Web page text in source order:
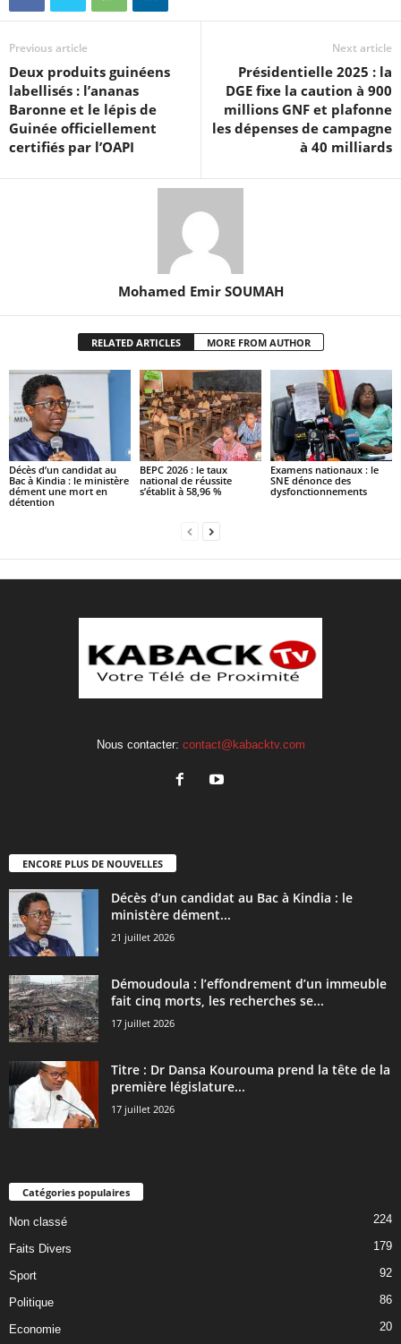
Previous article
Deux produits guinéens
labellisés : l’ananas
Baronne et le lépis de
Guinée officiellement
certifiés par l’OAPI
Next article
Présidentielle 2025 : la
DGE fixe la caution à 900
millions GNF et plafonne
les dépenses de campagne
à 40 milliards
Mohamed Emir SOUMAH
RELATED ARTICLES MORE FROM AUTHOR
Décès d’un candidat au
Bac à Kindia : le ministère
dément une mort en
détention
BEPC 2026 : le taux
national de réussite
s’établit à 58,96 %
Examens nationaux : le
SNE dénonce des
dysfonctionnements
Nous contacter: contact@kabacktv.com
ENCORE PLUS DE NOUVELLES
Décès d’un candidat au Bac à Kindia : le
ministère dément...
21 juillet 2026
Démoudoula : l’effondrement d’un immeuble
fait cinq morts, les recherches se...
17 juillet 2026
Titre : Dr Dansa Kourouma prend la tête de la
première législature...
17 juillet 2026
Catégories populaires
Non classé 224
Faits Divers 179
Sport 92
Politique 86
Economie 20